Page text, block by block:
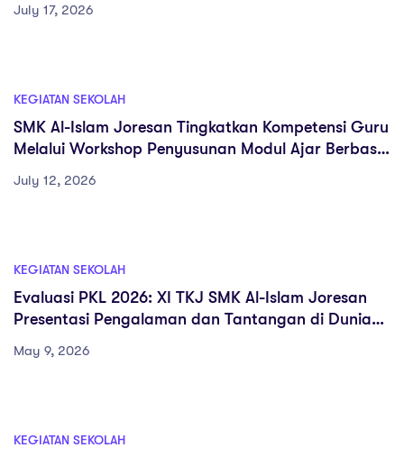
July 17, 2026
KEGIATAN SEKOLAH
SMK Al-Islam Joresan Tingkatkan Kompetensi Guru
Melalui Workshop Penyusunan Modul Ajar Berbasis
July 12, 2026
KEGIATAN SEKOLAH
Evaluasi PKL 2026: XI TKJ SMK Al-Islam Joresan
Presentasi Pengalaman dan Tantangan di Dunia
May 9, 2026
KEGIATAN SEKOLAH